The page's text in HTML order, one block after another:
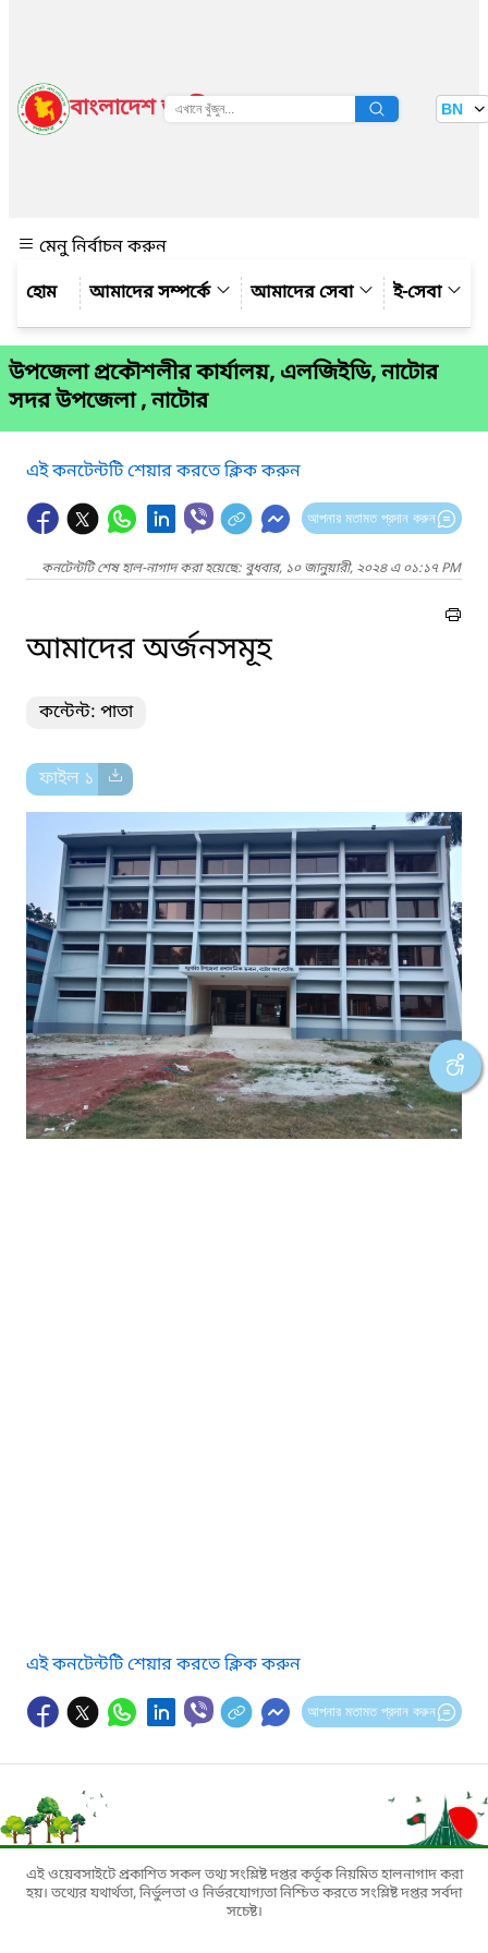
বাংলাদেশ জাতীয় তথ্য বাতায়ন BN
মেনু নির্বাচন করুন
আমাদের সম্পর্কে
আমাদের সেবা ই-সেবা
উপজেলা প্রকৌশলীর কার্যালয়, এলজিইডি, নাটোর
সদর উপজেলা , নাটোর
এই কনটেন্টটি শেয়ার করতে ক্লিক করুন
আপনার মতামত প্রদান করুন
কনটেন্টটি শেষ হাল-নাগাদ করা হয়েছে: বুধবার, ১০ জানুয়ারী, ২০২৪ এ ০১:১৭ PM
আমাদের অর্জনসমূহ
কন্টেন্ট: পাতা
ফাইল ১
এই কনটেন্টটি শেয়ার করতে ক্লিক করুন
আপনার মতামত প্রদান করুন
এই ওয়েবসাইটে প্রকাশিত সকল তথ্য সংশ্লিষ্ট দপ্তর কর্তৃক নিয়মিত হালনাগাদ করা
হয়। তথ্যের যথার্থতা, নির্ভুলতা ও নির্ভরযোগ্যতা নিশ্চিত করতে সংশ্লিষ্ট দপ্তর সর্বদা
সচেষ্ট।